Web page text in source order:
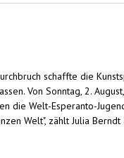
schaffte die
Von Sonntag, 2.
die Welt-Esperanto-
Welt", zählt Julia Berndt